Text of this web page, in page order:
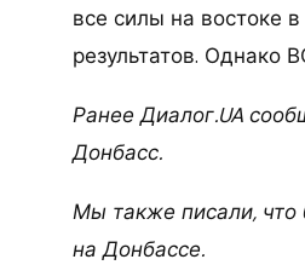
все силы на востоке
результатов. Однако
Ранее Диалог.UA
Донбасс.
Мы также писали, что
на Донбассе.